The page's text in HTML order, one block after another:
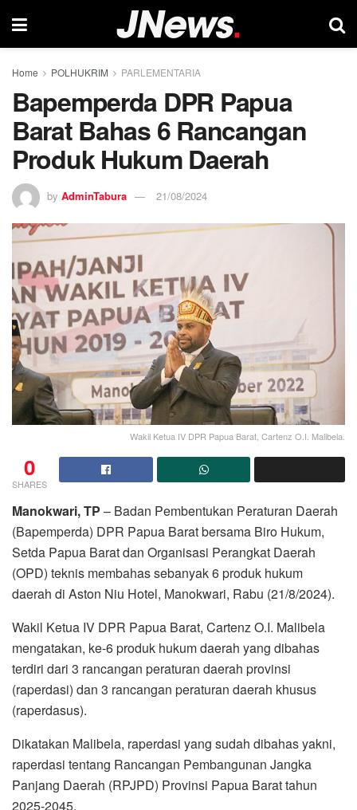
Home POLHUKRIM PARLEMENTARIA
Bapemperda DPR Papua
Barat Bahas 6 Rancangan
Produk Hukum Daerah
by AdminTabura 21/08/2024
Wakil Ketua IV DPR Papua Barat, Cartenz O.I. Malibela.
0
SHARES
Manokwari, TP – Badan Pembentukan Peraturan Daerah
(Bapemperda) DPR Papua Barat bersama Biro Hukum,
Setda Papua Barat dan Organisasi Perangkat Daerah
(OPD) teknis membahas sebanyak 6 produk hukum
daerah di Aston Niu Hotel, Manokwari, Rabu (21/8/2024).
Wakil Ketua IV DPR Papua Barat, Cartenz O.I. Malibela
mengatakan, ke-6 produk hukum daerah yang dibahas
terdiri dari 3 rancangan peraturan daerah provinsi
(raperdasi) dan 3 rancangan peraturan daerah khusus
(raperdasus).
Dikatakan Malibela, raperdasi yang sudah dibahas yakni,
raperdasi tentang Rancangan Pembangunan Jangka
Panjang Daerah (RPJPD) Provinsi Papua Barat tahun
2025-2045.